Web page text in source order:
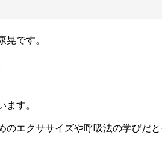
です。
す。
エクササイズや呼吸法の学びだと